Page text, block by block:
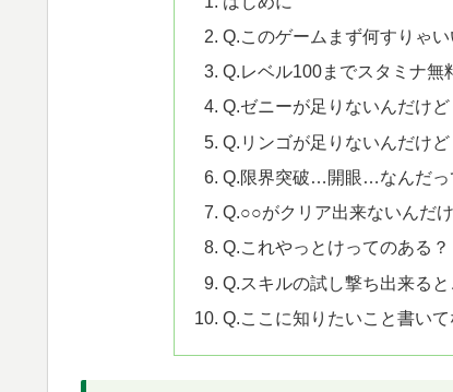
Q.このゲームまず何すりゃい
Q.レベル100までスタミナ無
Q.ゼニーが足りないんだけど
Q.リンゴが足りないんだけど
Q.限界突破…開眼…なんだっ
Q.○○がクリア出来ないんだ
Q.これやっとけってのある？
Q.スキルの試し撃ち出来る
Q.ここに知りたいこと書い